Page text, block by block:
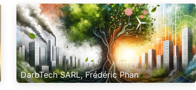
DarbTech SARL, Frédéric Phan